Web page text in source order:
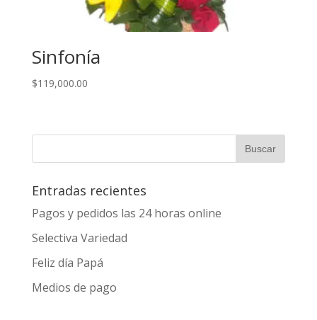
Sinfonía
$119,000.00
Entradas recientes
Pagos y pedidos las 24 horas online
Selectiva Variedad
Feliz día Papá
Medios de pago